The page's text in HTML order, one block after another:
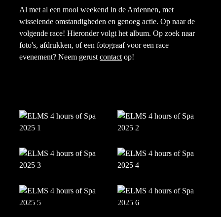
Al met al een mooi weekend in de Ardennen, met
wisselende omstandigheden en genoeg actie. Op naar de
volgende race! Hieronder volgt het album. Op zoek naar
foto's, afdrukken, of een fotograaf voor een race
evenement? Neem gerustcontact op!